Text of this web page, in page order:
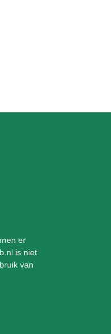
er
is niet
van